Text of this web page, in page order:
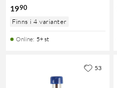
1990
Finns i 4 varianter
Online: 5+ st
53